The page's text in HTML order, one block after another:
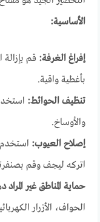
الأساسية:
إفراغ الغرفة: قم
بأغطية واقية.
تنظيف الحوائط:
والأوساخ.
إصلاح العيوب:
اتركه ليجف وقم
حماية المناطق غير المراد
الحواف، الأزرار